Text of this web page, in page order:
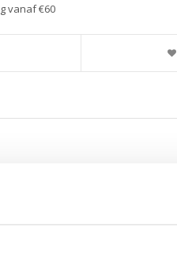
vanaf €60